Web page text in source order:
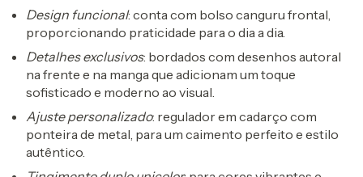
Design funcional: conta com bolso canguru frontal,
proporcionando praticidade para o dia a dia.
Detalhes exclusivos: bordados com desenhos autoral
na frente e na manga que adicionam um toque
sofisticado e moderno ao visual.
Ajuste personalizado: regulador em cadarço com
ponteira de metal, para um caimento perfeito e estilo
autêntico.